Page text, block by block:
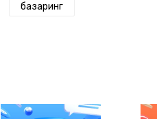
базаринг